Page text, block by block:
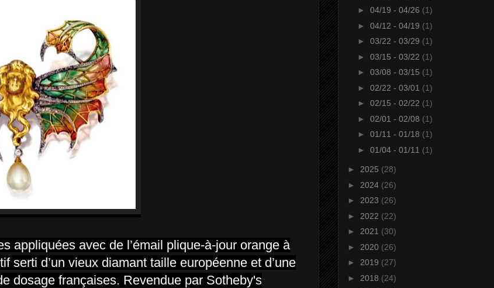
appliquées avec de l’émail plique-à-jour orange à
d’un vieux diamant taille européenne et d’une
dosage françaises. Revendue par Sotheby's
► 04/19 - 04/26 (1)
► 04/12 - 04/19 (1)
► 03/22 - 03/29 (1)
► 03/15 - 03/22 (1)
► 03/08 - 03/15 (1)
► 02/22 - 03/01 (1)
► 02/15 - 02/22 (1)
► 02/01 - 02/08 (1)
► 01/11 - 01/18 (1)
► 01/04 - 01/11 (1)
► 2025 (28)
► 2024 (26)
► 2023 (26)
► 2022 (22)
► 2021 (30)
► 2020 (26)
► 2019 (27)
► 2018 (24)